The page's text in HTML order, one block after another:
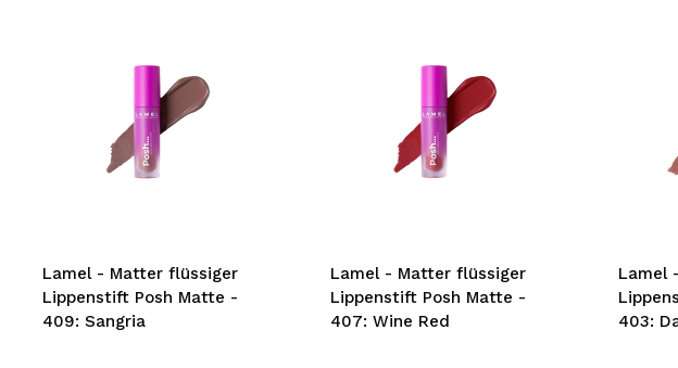
Lamel - Matter flüssiger
Lippenstift Posh Matte -
409: Sangria
Lamel - Matter flüssiger
Lippenstift Posh Matte -
407: Wine Red
Lamel
403: